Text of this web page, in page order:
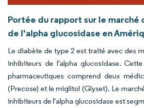
Portée du rapport sur le marché
de l'alpha glucosidase en
Le diabète de type 2 est traité avec des
inhibiteurs de l'alpha glucosidase.
pharmaceutiques comprend deux
(Precose) et le miglitol (Glyset). Le
inhibiteurs de l'alpha glucosidase est